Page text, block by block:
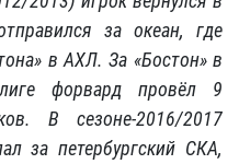
за океан, где
в АХЛ. За «Бостон» в
форвард провёл 9
В сезоне-2016/2017
за петербургский СКА,